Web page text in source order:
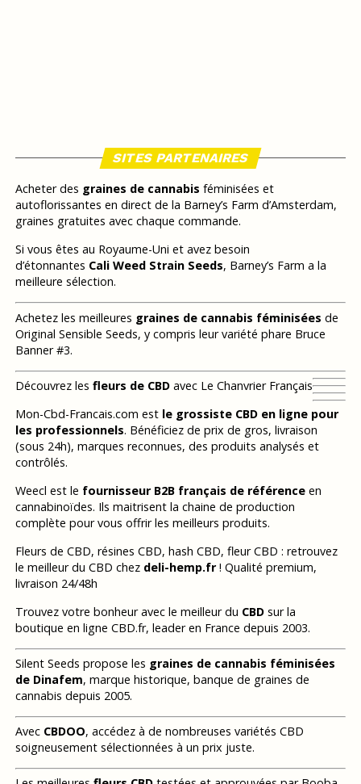
SITES PARTENAIRES
Acheter des graines de cannabis féminisées et
autoflorissantes en direct de la Barney’s Farm d’Amsterdam,
graines gratuites avec chaque commande.
Si vous êtes au Royaume-Uni et avez besoin
d’étonnantes Cali Weed Strain Seeds, Barney’s Farm a la
meilleure sélection.
Achetez les meilleures graines de cannabis féminisées de
Original Sensible Seeds, y compris leur variété phare Bruce
Banner #3.
Découvrez les fleurs de CBDavec Le Chanvrier Français
Mon-Cbd-Francais.com est le grossiste CBD en ligne pour
les professionnels. Bénéficiez de prix de gros, livraison
(sous 24h), marques reconnues, des produits analysés et
contrôlés.
Weecl est le fournisseur B2B français de référenceen
cannabinoïdes. Ils maitrisent la chaine de production
complète pour vous offrir les meilleurs produits.
Fleurs de CBD, résines CBD, hash CBD, fleur CBD : retrouvez
le meilleur du CBD chez deli-hemp.fr! Qualité premium,
livraison 24/48h
Trouvez votre bonheur avec le meilleur du CBDsur la
boutique en ligne CBD.fr, leader en France depuis 2003.
Silent Seeds propose les graines de cannabis féminisées
de Dinafem, marque historique, banque de graines de
cannabis depuis 2005.
Avec CBDOO, accédez à de nombreuses variétés CBD
soigneusement sélectionnées à un prix juste.